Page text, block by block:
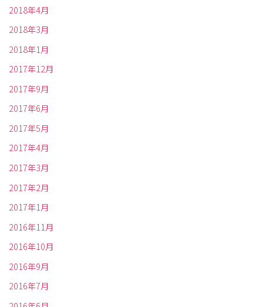
2018年4月
2018年3月
2018年1月
2017年12月
2017年9月
2017年6月
2017年5月
2017年4月
2017年3月
2017年2月
2017年1月
2016年11月
2016年10月
2016年9月
2016年7月